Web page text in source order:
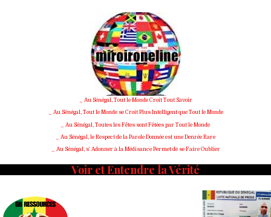
_ Au Sénégal, Tout le Monde Croit Tout Savoir
_ Au Sénégal, Tout le Monde se Croit Plus Intelligent que Tout le Monde
_ Au Sénégal, Toutes les Fêtes sont Fêtées par Tout le Monde
_ Au Sénégal, le Respect de la Parole Donnée est une Denrée Rare
_ Au Sénégal, s' Adonner à la Médisance Permet de se Faire Oublier
Voir et Entendre la Vérité